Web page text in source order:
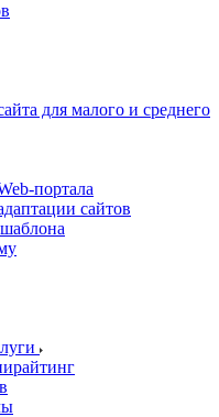
для малого и среднего
портала
сайтов